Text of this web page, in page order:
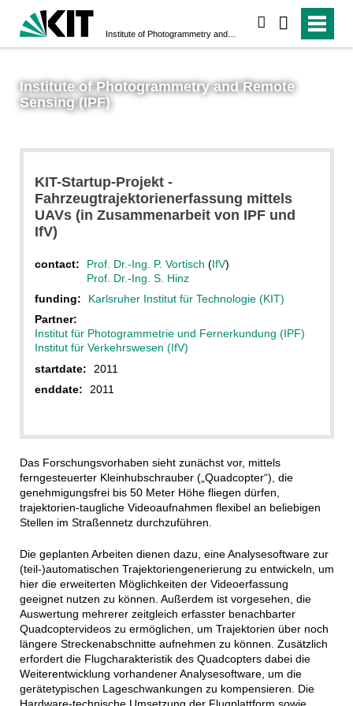
Institute of Photogrammetry and Remote
Sensing (IPF)
KIT-Startup-Projekt -
Fahrzeugtrajektorienerfassung mittels
UAVs (in Zusammenarbeit von IPF und
IfV)
contact: Prof. Dr.-Ing. P. Vortisch (IfV)
Prof. Dr.-Ing. S. Hinz
funding:
Karlsruher Institut für Technologie (KIT)
Partner:
Institut für Photogrammetrie und Fernerkundung (IPF)
Institut für Verkehrswesen (IfV)
startdate:
2011
enddate:
2011
Das Forschungsvorhaben sieht zunächst vor, mittels
ferngesteuerter Kleinhubschrauber („Quadcopter“), die
genehmigungsfrei bis 50 Meter Höhe fliegen dürfen,
trajektorien-taugliche Videoaufnahmen flexibel an beliebigen
Stellen im Straßennetz durchzuführen.
Die geplanten Arbeiten dienen dazu, eine Analysesoftware zur
(teil-)automatischen Trajektoriengenerierung zu entwickeln, um
hier die erweiterten Möglichkeiten der Videoerfassung
geeignet nutzen zu können. Außerdem ist vorgesehen, die
Auswertung mehrerer zeitgleich erfasster benachbarter
Quadcoptervideos zu ermöglichen, um Trajektorien über noch
längere Streckenabschnitte aufnehmen zu können. Zusätzlich
erfordert die Flugcharakteristik des Quadcopters dabei die
Weiterentwicklung vorhandener Analysesoftware, um die
gerätetypischen Lageschwankungen zu kompensieren. Die